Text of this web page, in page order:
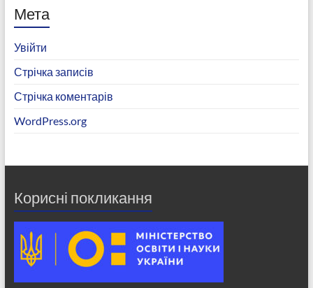
Мета
Увійти
Стрічка записів
Стрічка коментарів
WordPress.org
Корисні покликання